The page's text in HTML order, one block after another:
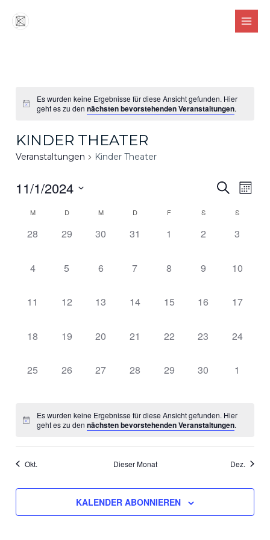
Inhalt
MAIN
Es wurden keine Ergebnisse für diese Ansicht gefunden. Hier
geht es zu dennächsten bevorstehenden Veranstaltungen.
KINDER THEATER
Veranstaltungen Kinder Theater
Suche
SUCHE
11/1/2024
wählen.
Kalender
von
M D M D F S S
0
28
0
29
0
30
0
31
0
1
0
2
0
3
0
4
0
5
0
6
0
7
0
8
0
9
0
10
0
11
0
12
0
13
0
14
0
15
0
16
0
17
0
18
0
19
0
20
0
21
0
22
0
23
0
24
0
25
0
26
0
27
0
28
0
29
0
30
0
1
Es wurden keine Ergebnisse für diese Ansicht gefunden. Hier
geht es zu dennächsten bevorstehenden Veranstaltungen.
Okt. Dieser Monat Dez.
KALENDER ABONNIEREN